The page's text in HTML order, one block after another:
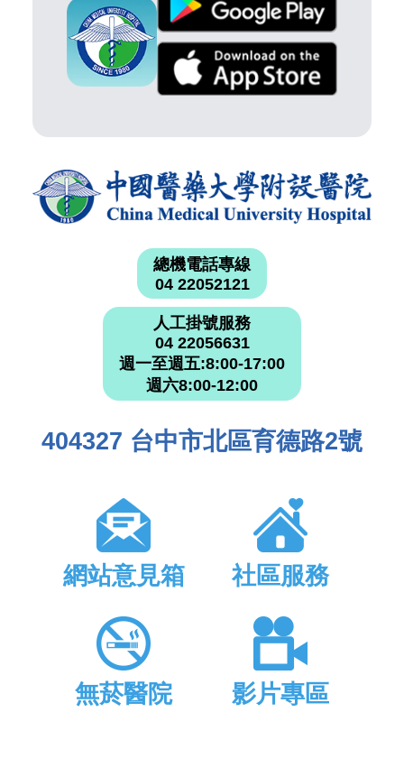
總機電話專線
04 22052121
人工掛號服務
04 22056631
週一至週五:8:00-17:00
週六8:00-12:00
404327 台中市北區育德路2號
網站意見箱 社區服務
無菸醫院 影片專區